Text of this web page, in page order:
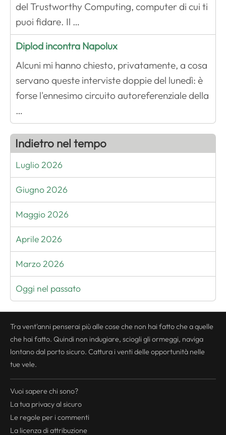
del Trustworthy Computing, computer di cui ti
puoi fidare. Il …
Diplod incontra Napolux
Alcuni mi hanno chiesto, privatamente, a cosa
servano queste interviste doppie del lunedì: è
forse l'ennesimo circuito autoreferenziale della
…
Indietro nel tempo
Luglio 2026
Giugno 2026
Maggio 2026
Aprile 2026
Marzo 2026
Oggi nel passato
Tra vent'anni penserai più alle cose che non hai fatto che a quelle
che hai fatto. Quindi non indugiare, sciogli gli ormeggi, naviga
lontano dal porto sicuro. Cattura i venti delle opportunità nelle
tue vele.
Vuoi sapere chi sono?
La tua privacyal sicuro
Le regole per i commenti
La licenza di attribuzione